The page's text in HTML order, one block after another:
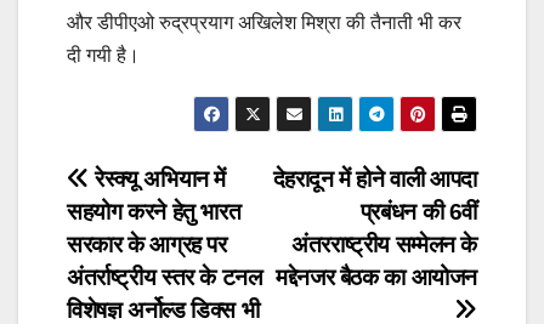
और डीपीएओ रुद्रप्रयाग अखिलेश मिश्रा की तैनाती भी कर
दी गयी है।
Post
navigation
देहरादून में होने वाली आपदा
प्रबंधन की 6वीं
अंतरराष्ट्रीय सम्मेलन के
मद्देनजर बैठक का आयोजन
रेस्क्यू अभियान में
सहयोग करने हेतु भारत
सरकार के आग्रह पर
अंतर्राष्ट्रीय स्तर के टनल
विशेषज्ञ अर्नोल्ड डिक्स भी